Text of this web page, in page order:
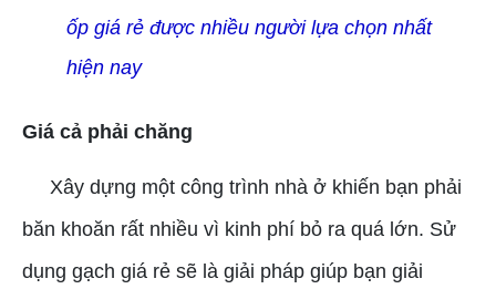
ốp giá rẻ được nhiều người lựa chọn nhất
hiện nay
Giá cả phải chăng
Xây dựng một công trình nhà ở khiến bạn phải
băn khoăn rất nhiều vì kinh phí bỏ ra quá lớn. Sử
dụng gạch giá rẻ sẽ là giải pháp giúp bạn giải